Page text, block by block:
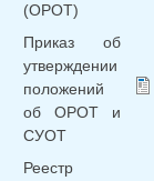
(ОРОТ)
Приказ об
утверждении
положений
об ОРОТ и
СУОТ
Реестр